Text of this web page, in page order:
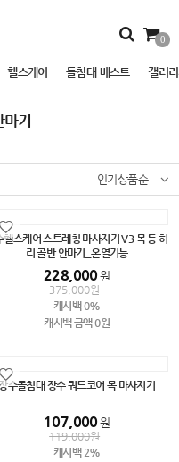
0
헬스케어 돌침대 베스트 갤러
기
인기상품순
헬스케어 스트레칭 마사지기 V3 목 등 허
리 골반 안마기_온열기능
228,000원
375,000원
캐시백 0%
캐시백 금액 0원
수돌침대 장수 쿼드코어 목 마사지기
107,000원
119,000원
캐시백 2%